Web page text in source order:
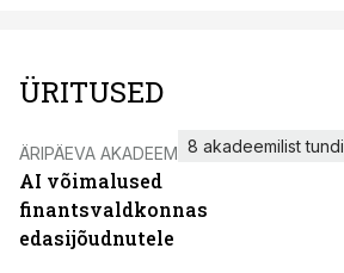
ÜRITUSED
ÄRIPÄEVA AKADEEMIA
AI võimalused
finantsvaldkonnas
edasijõudnutele
8 akadeemilist tundi